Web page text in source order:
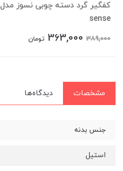
کفگیر گرد دسته چوبی نسوز مدل
sense
389,000
363,000 تومان
مشخصات دیدگاه‌ها
جنس بدنه
استیل